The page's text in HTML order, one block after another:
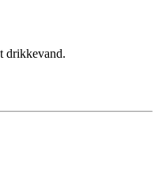
drikkevand.